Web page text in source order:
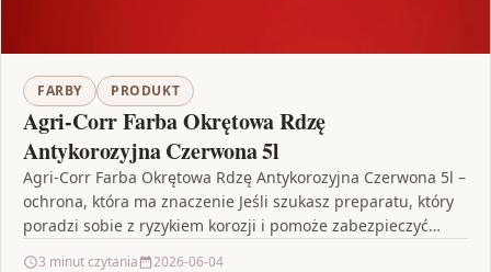
FARBY PRODUKT
Agri-Corr Farba Okrętowa Rdzę
Antykorozyjna Czerwona 5l
Agri-Corr Farba Okrętowa Rdzę Antykorozyjna Czerwona 5l –
ochrona, która ma znaczenie Jeśli szukasz preparatu, który
poradzi sobie z ryzykiem korozji i pomoże zabezpieczyć…
3 minut czytania 2026-06-04